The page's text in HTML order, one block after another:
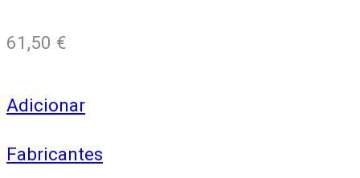
61,50 €
Adicionar
Fabricantes